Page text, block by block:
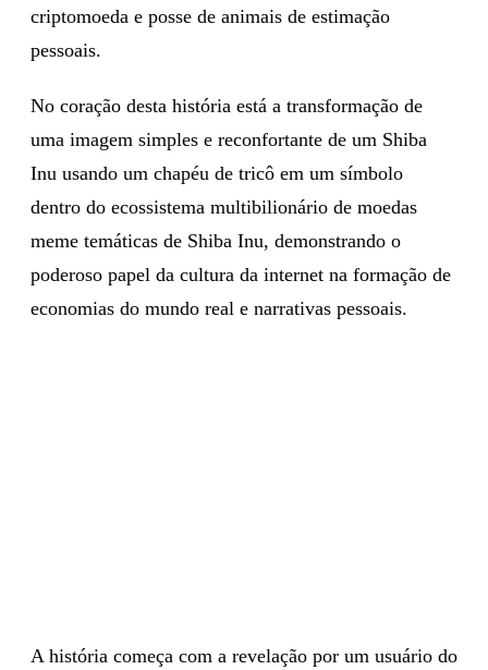
criptomoeda e posse de animais de estimação
pessoais.
No coração desta história está a transformação de
uma imagem simples e reconfortante de um Shiba
Inu usando um chapéu de tricô em um símbolo
dentro do ecossistema multibilionário de moedas
meme temáticas de Shiba Inu, demonstrando o
poderoso papel da cultura da internet na formação de
economias do mundo real e narrativas pessoais.
A história começa com a revelação por um usuário do